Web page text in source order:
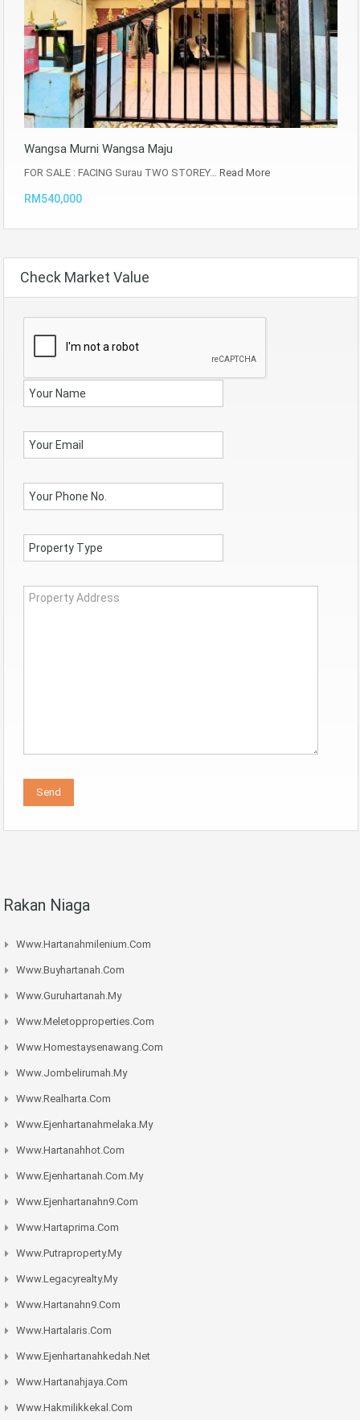
Wangsa Murni Wangsa Maju
FOR SALE : FACING Surau TWO STOREY… Read More
RM540,000
Check Market Value
Rakan Niaga
Www.hartanahmilenium.com
Www.buyhartanah.com
Www.guruhartanah.my
Www.meletopproperties.com
Www.homestaysenawang.com
Www.jombelirumah.my
Www.realharta.com
Www.ejenhartanahmelaka.my
Www.hartanahhot.com
Www.ejenhartanah.com.my
Www.ejenhartanahn9.com
Www.hartaprima.com
Www.putraproperty.my
Www.legacyrealty.my
Www.hartanahn9.com
Www.hartalaris.com
Www.ejenhartanahkedah.net
Www.hartanahjaya.com
Www.hakmilikkekal.com